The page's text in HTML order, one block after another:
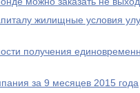
жилищные условия
получения
за 9 месяцев 2015 года